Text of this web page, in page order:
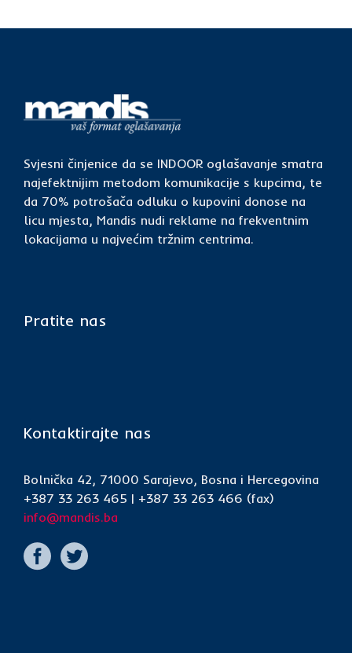
Svjesni činjenice da se INDOOR oglašavanje smatra
najefektnijim metodom komunikacije s kupcima, te
da 70% potrošača odluku o kupovini donose na
licu mjesta, Mandis nudi reklame na frekventnim
lokacijama u najvećim tržnim centrima.
Pratite nas
Kontaktirajte nas
Bolnička 42, 71000 Sarajevo, Bosna i Hercegovina
+387 33 263 465 | +387 33 263 466 (fax)
info@mandis.ba